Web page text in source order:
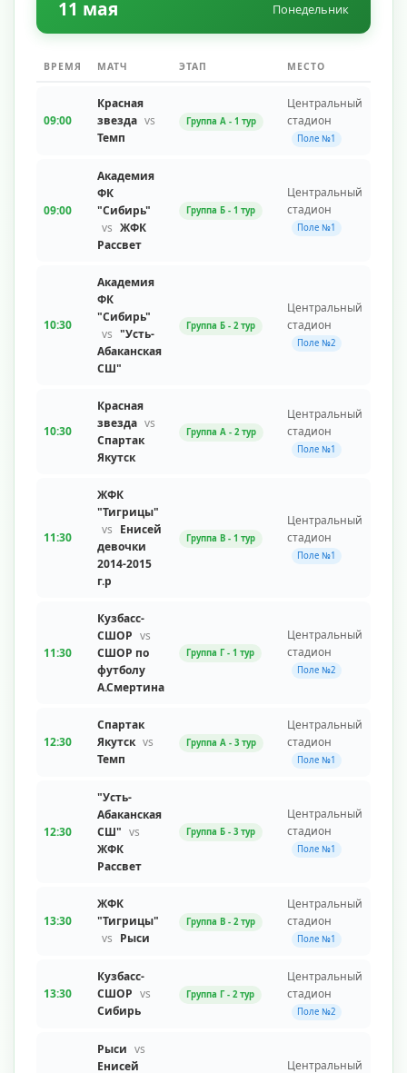
11 мая Понедельник
ВРЕМЯ МАТЧ ЭТАП МЕСТО
09:00
Красная
звезда vs
Темп
Группа A - 1 тур
Центральный
стадион
Поле №1
09:00
Академия
ФК
"Сибирь"
vs ЖФК
Рассвет
Группа Б - 1 тур
Центральный
стадион
Поле №1
10:30
Академия
ФК
"Сибирь"
vs "Усть-
Абаканская
СШ"
Группа Б - 2 тур
Центральный
стадион
Поле №2
10:30
Красная
звезда vs
Спартак
Якутск
Группа A - 2 тур
Центральный
стадион
Поле №1
11:30
ЖФК
"Тигрицы"
vs Енисей
девочки
2014-2015
г.р
Группа В - 1 тур
Центральный
стадион
Поле №1
11:30
Кузбасс-
СШОР vs
СШОР по
футболу
А.Смертина
Группа Г - 1 тур
Центральный
стадион
Поле №2
12:30
Спартак
Якутск vs
Темп
Группа A - 3 тур
Центральный
стадион
Поле №1
12:30
"Усть-
Абаканская
СШ" vs
ЖФК
Рассвет
Группа Б - 3 тур
Центральный
стадион
Поле №1
13:30
ЖФК
"Тигрицы"
vs Рыси
Группа В - 2 тур
Центральный
стадион
Поле №1
13:30
Кузбасс-
СШОР vs
Сибирь
Группа Г - 2 тур
Центральный
стадион
Поле №2
Рыси vs
Енисей
Центральный